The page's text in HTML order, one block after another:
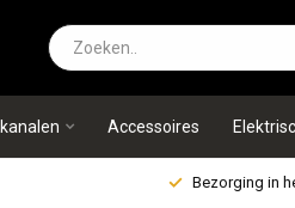
Accessoires
Bezorging in